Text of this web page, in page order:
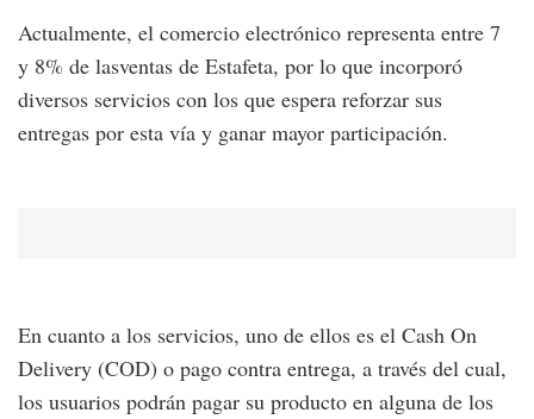
Actualmente, el comercio electrónico representa entre 7
y 8% de lasventas de Estafeta, por lo que incorporó
diversos servicios con los que espera reforzar sus
entregas por esta vía y ganar mayor participación.
En cuanto a los servicios, uno de ellos es el Cash On
Delivery (COD) o pago contra entrega, a través del cual,
los usuarios podrán pagar su producto en alguna de los